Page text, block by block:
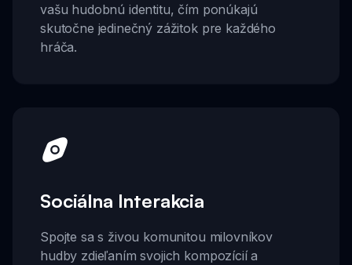
vašu hudobnú identitu, čím ponúkajú
skutočne jedinečný zážitok pre každého
hráča.
Sociálna Interakcia
Spojte sa s živou komunitou milovníkov
hudby zdieľaním svojich kompozícií a